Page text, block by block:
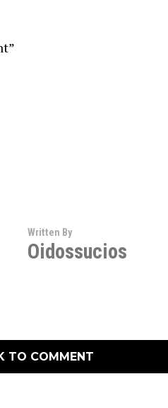
Written By
Oidossucios
TO COMMENT